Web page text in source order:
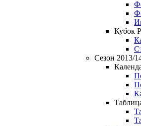
Кубок
Сезон 2013/